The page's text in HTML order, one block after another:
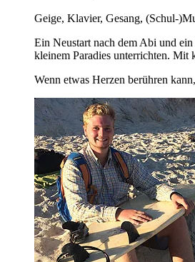
Geige, Klavier, Gesang, (Schul-
Ein Neustart nach dem Abi und
kleinem Paradies unterrichten. Mit
Wenn etwas Herzen berühren